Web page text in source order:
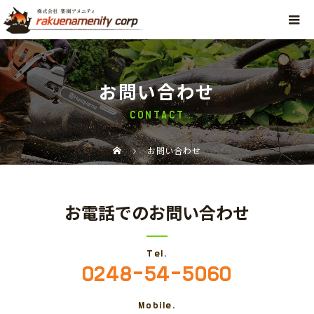
お問い合わせ
CONTACT
お問い合わせ
お電話でのお問い合わせ
Tel.
0248-54-5060
Mobile.